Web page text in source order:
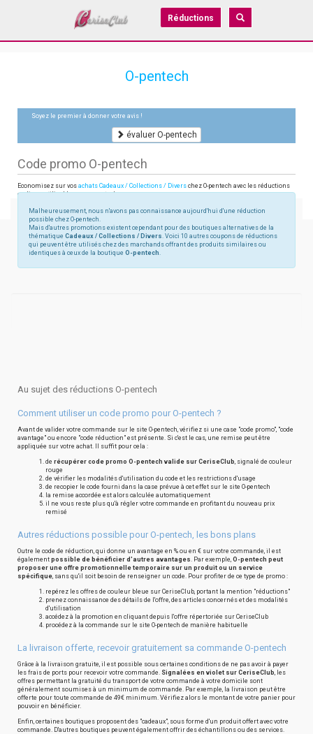
Réductions
O-pentech
Soyez le premier à donner votre avis !
évaluer O-pentech
Code promo O-pentech
Economisez sur vos achats Cadeaux / Collections / Divers chez O-pentech avec les réductions
en ligne utilisables sur o-pentech.com
Malheureusement, nous n'avons pas connaissance aujourd'hui d'une réduction
possible chez O-pentech.
Mais d'autres promotions existent cependant pour des boutiques alternatives de la
thématique Cadeaux / Collections / Divers. Voici 10 autres coupons de réductions
qui peuvent être utilisés chez des marchands offrant des produits similaires ou
identiques à ceux de la boutique O-pentech.
Au sujet des réductions O-pentech
Comment utiliser un code promo pour O-pentech ?
Avant de valider votre commande sur le site O-pentech, vérifiez si une case "code promo", "code
avantage" ou encore "code réduction" est présente. Si c'est le cas, une remise peut être
appliquée sur votre achat. Il suffit pour cela :
de récupérer code promo O-pentech valide sur CeriseClub, signalé de couleur
rouge
de vérifier les modalités d'utilisation du code et les restrictions d'usage
de recopier le code fourni dans la case prévue à cet effet sur le site O-pentech
la remise accordée est alors calculée automatiquement
il ne vous reste plus qu'à régler votre commande en profitant du nouveau prix
remisé
Autres réductions possible pour O-pentech, les bons plans
Outre le code de réduction, qui donne un avantage en % ou en € sur votre commande, il est
également possible de bénéficier d'autres avantages. Par exemple, O-pentech peut
proposer une offre promotionnelle temporaire sur un produit ou un service
spécifique, sans qu'il soit besoin de renseigner un code. Pour profiter de ce type de promo :
repérez les offres de couleur bleue sur CeriseClub, portant la mention "réductions"
prenez connaissance des détails de l'offre, des articles concernés et des modalités
d'utilisation
accédez à la promotion en cliquant depuis l'offre répertoriée sur CeriseClub
procédez à la commande sur le site O-pentech de manière habituelle
La livraison offerte, recevoir gratuitement sa commande O-pentech
Grâce à la livraison gratuite, il est possible sous certaines conditions de ne pas avoir à payer
les frais de ports pour recevoir votre commande. Signalées en violet sur CeriseClub, les
offres permettant la gratuité du transport de votre commande à votre domicile sont
généralement soumises à un minimum de commande. Par exemple, la livraison peut être
offerte pour toute commande de 49€ minimum. Vérifiez alors le montant de votre panier pour
pouvoir en bénéficier.
Enfin, certaines boutiques proposent des "cadeaux", sous forme d'un produit offert avec votre
commande. D'autres boutiques peuvent également offrir des échantillons ou des services.